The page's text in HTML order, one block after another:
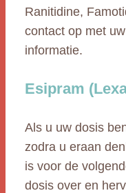
Ranitidine,
contact op met
informatie.
Esipram
Als u uw dosis
zodra u eraan
is voor de
dosis over en